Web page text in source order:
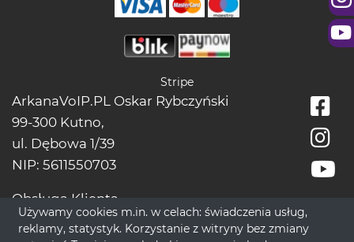
Stripe
ArkanaVoIP.PL Oskar Rybczyński
99-300 Kutno,
ul. Dębowa 1/39
NIP: 5611550703
Obsługa Klienta
tel.:+48228966666
Używamy cookies m.in. w celach: świadczenia usług,
reklamy, statystyk. Korzystanie z witryny bez zmiany